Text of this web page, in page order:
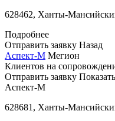
628462, Ханты-
Подробнее
Отправить заявку Назад
Аспект-М Мегион
Клиентов на
Отправить заявку
Аспект-М
628681, Ханты-